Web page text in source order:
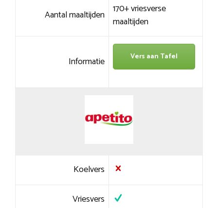
Aantal maaltijden 170+ vriesverse
maaltijden
Informatie Vers aan Tafel
Koelvers
Vriesvers